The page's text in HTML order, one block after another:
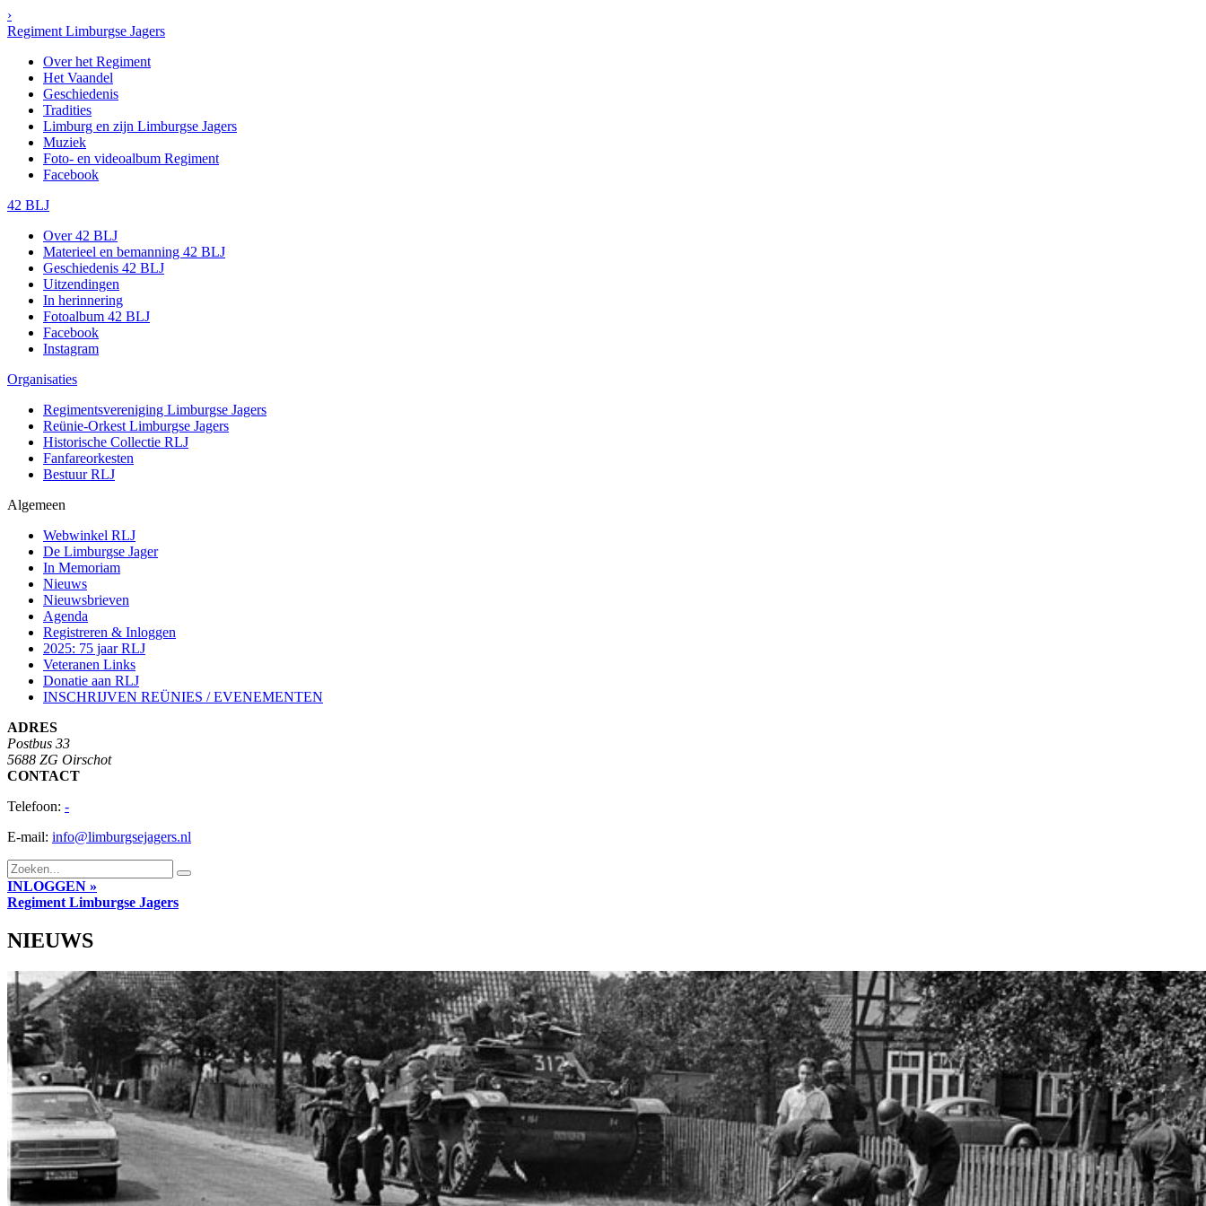
›
Regiment Limburgse Jagers
Over het Regiment
Het Vaandel
Geschiedenis
Tradities
Limburg en zijn Limburgse Jagers
Muziek
Foto- en videoalbum Regiment
Facebook
42 BLJ
Over 42 BLJ
Materieel en bemanning 42 BLJ
Geschiedenis 42 BLJ
Uitzendingen
In herinnering
Fotoalbum 42 BLJ
Facebook
Instagram
Organisaties
Regimentsvereniging Limburgse Jagers
Reünie-Orkest Limburgse Jagers
Historische Collectie RLJ
Fanfareorkesten
Bestuur RLJ
Algemeen
Webwinkel RLJ
De Limburgse Jager
In Memoriam
Nieuws
Nieuwsbrieven
Agenda
Registreren & Inloggen
2025: 75 jaar RLJ
Veteranen Links
Donatie aan RLJ
INSCHRIJVEN REÜNIES / EVENEMENTEN
ADRES
Postbus 33
5688 ZG Oirschot
CONTACT
Telefoon: -
E-mail: info@limburgsejagers.nl
INLOGGEN »
Regiment Limburgse Jagers
NIEUWS